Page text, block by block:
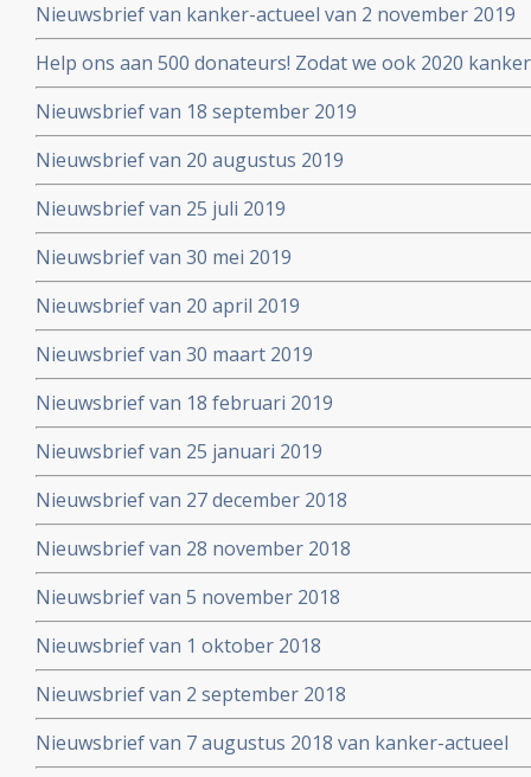
Nieuwsbrief van kanker-actueel van 2 november 2019
Help ons aan 500 donateurs! Zodat we ook 2020
voortzetten
Nieuwsbrief van 18 september 2019
Nieuwsbrief van 20 augustus 2019
Nieuwsbrief van 25 juli 2019
Nieuwsbrief van 30 mei 2019
Nieuwsbrief van 20 april 2019
Nieuwsbrief van 30 maart 2019
Nieuwsbrief van 18 februari 2019
Nieuwsbrief van 25 januari 2019
Nieuwsbrief van 27 december 2018
Nieuwsbrief van 28 november 2018
Nieuwsbrief van 5 november 2018
Nieuwsbrief van 1 oktober 2018
Nieuwsbrief van 2 september 2018
Nieuwsbrief van 7 augustus 2018 van kanker-actueel